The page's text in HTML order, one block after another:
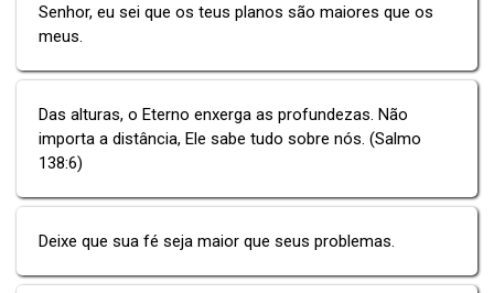
Senhor, eu sei que os teus planos são maiores que os
meus.
Das alturas, o Eterno enxerga as profundezas. Não
importa a distância, Ele sabe tudo sobre nós. (Salmo
138:6)
Deixe que sua fé seja maior que seus problemas.